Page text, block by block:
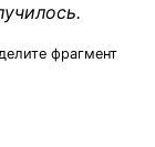
фрагмент